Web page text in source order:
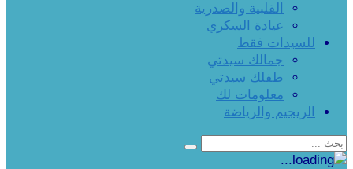
القلبية والصدرية
عيادة السكري
للسيدات فقط
جمالك سيدتي
طفلك سيدتي
معلومات لك
الريجيم والرياضة